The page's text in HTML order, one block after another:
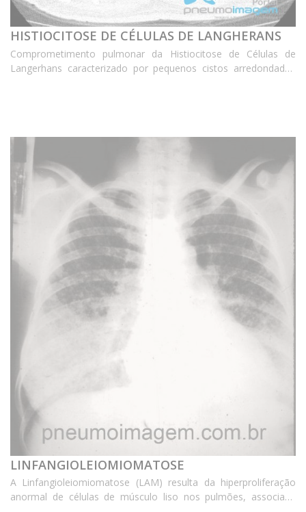
HISTIOCITOSE DE CÉLULAS DE LANGHERANS
Comprometimento pulmonar da Histiocitose de Células de
Langerhans caracterizado por pequenos cistos arredondados
LINFANGIOLEIOMIOMATOSE
A Linfangioleiomiomatose (LAM) resulta da hiperproliferação
anormal de células de músculo liso nos pulmões, associada